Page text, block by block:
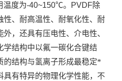
温度为-40~150℃。 PVDF除
性、耐高温性、耐氧化性、耐
，还具有压电性、介电性、
学结构中以氟一碳化合键结
的结构与氢离子形成最稳定*
具有特异的物理化学性能，不